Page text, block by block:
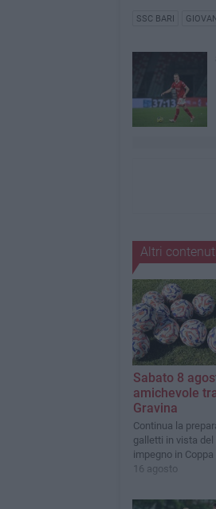
SSC BARI
Altri
Sabato 8
amichevole
Gravina
Continua la
galletti in vista del
impegno in Coppa
16 agosto